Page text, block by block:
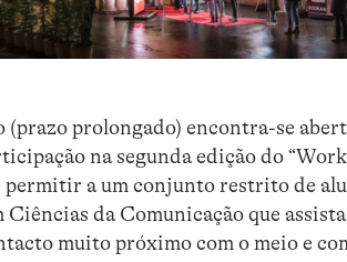
prolongado) encontra-se
na segunda edição do
a um conjunto restrito de
da Comunicação que
muito próximo com o meio e